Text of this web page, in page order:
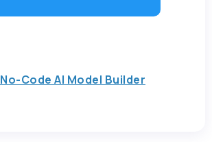
No-Code AI Model Builder